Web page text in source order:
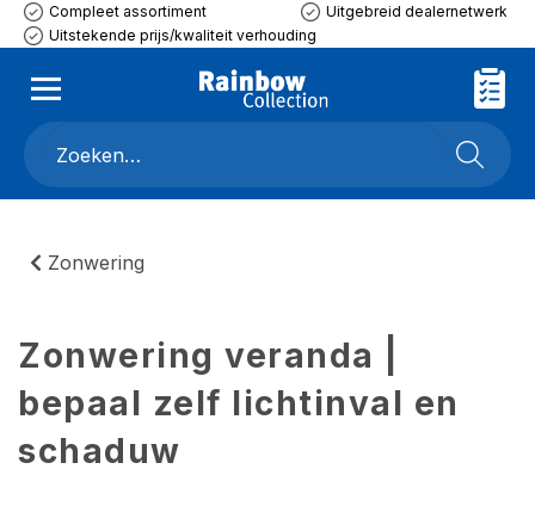
Compleet assortiment
Uitgebreid dealernetwerk
Uitstekende prijs/kwaliteit verhouding
Zonwering
Zonwering veranda |
bepaal zelf lichtinval en
schaduw